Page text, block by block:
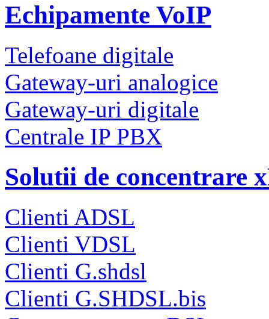
Echipamente VoIP
Telefoane digitale
Gateway-uri analogice
Gateway-uri digitale
Centrale IP PBX
Solutii de concentrare
Clienti ADSL
Clienti VDSL
Clienti G.shdsl
Clienti G.SHDSL.bis